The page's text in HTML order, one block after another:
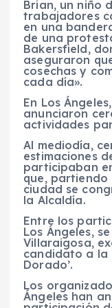
Brian, un niño
trabajadores
en una
de una
Bakersfield,
aseguraron
cosechas y
cada día».
En Los
anunciaron
actividades
Al mediodía,
estimaciones
participaban
que, partiendo
ciudad se
la Alcaldía.
Entre los
Los Ángeles,
Villaraigosa,
candidato a la
Dorado’.
Los
Ángeles han